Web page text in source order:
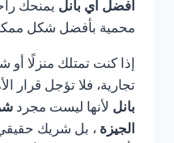
أفضل أي بانل يمنحك
محمية بأفضل شكل
إذا كنت تمتلك منزلًا أو
تجارية، فلا تؤجل قرار
بانل لأنها ليست مجرد
الجيزة ، بل شريك حقيقي